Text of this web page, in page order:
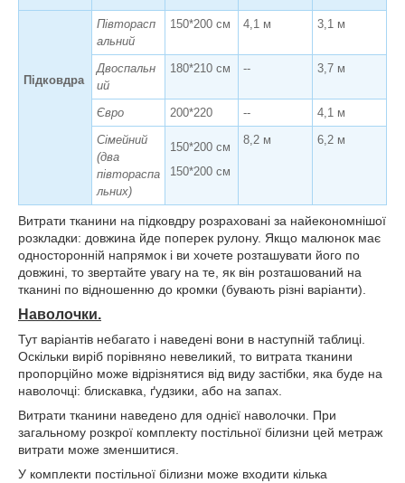
Підковдра
Півторасп
альний
150*200 см 4,1 м 3,1 м
Двоспальн
ий
180*210 см -- 3,7 м
Євро 200*220 --
4,1 м
Сімейний
(два
півтораспа
льних)
150*200 см
150*200 см
8,2 м 6,2 м
Витрати тканини на підковдру розраховані за найекономнішої
розкладки: довжина йде поперек рулону. Якщо малюнок має
односторонній напрямок і ви хочете розташувати його по
довжині, то звертайте увагу на те, як він розташований на
тканині по відношенню до кромки (бувають різні варіанти).
Наволочки.
Тут варіантів небагато і наведені вони в наступній таблиці.
Оскільки виріб порівняно невеликий, то витрата тканини
пропорційно може відрізнятися від виду застібки, яка буде на
наволочці: блискавка, ґудзики, або на запах.
Витрати тканини наведено для однієї наволочки. При
загальному розкрої комплекту постільної білизни цей метраж
витрати може зменшитися.
У комплекти постільної білизни може входити кілька